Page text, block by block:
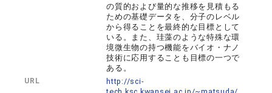
の質的および量的な推移を見積もる
ための基礎データを、分子のレベル
から得ることを最終的な目標として
いる。また、珪藻のような特殊な環
境微生物の持つ機能をバイオ・ナノ
技術に応用することも目標の一つで
ある。
URL
http://sci-